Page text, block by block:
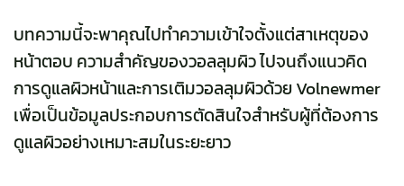
บทความนี้จะพาคุณไปทำความเข้าใจตั้งแต่สาเหตุของ
หน้าตอบ ความสำคัญของวอลลุมผิว ไปจนถึงแนวคิด
การดูแลผิวหน้าและการเติมวอลลุมผิวด้วย Volnewmer
เพื่อเป็นข้อมูลประกอบการตัดสินใจสำหรับผู้ที่ต้องการ
ดูแลผิวอย่างเหมาะสมในระยะยาว